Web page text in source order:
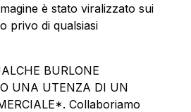
è stato viralizzato sui
privo di qualsiasi
BURLONE
UNA UTENZA DI UN
Collaboriamo